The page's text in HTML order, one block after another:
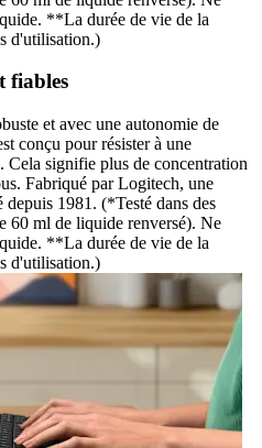
**La durée de vie de la
d'utilisation.)
fiables
et avec une autonomie de
conçu pour résister à une
Cela signifie plus de concentration
Fabriqué par Logitech, une
1981. (*Testé dans des
60 ml de liquide renversé). Ne
**La durée de vie de la
d'utilisation.)